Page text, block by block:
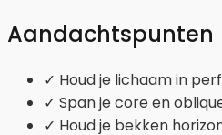
Aandachtspunten
✓ Houd je lichaam in
✓ Span je core en
✓ Houd je bekken